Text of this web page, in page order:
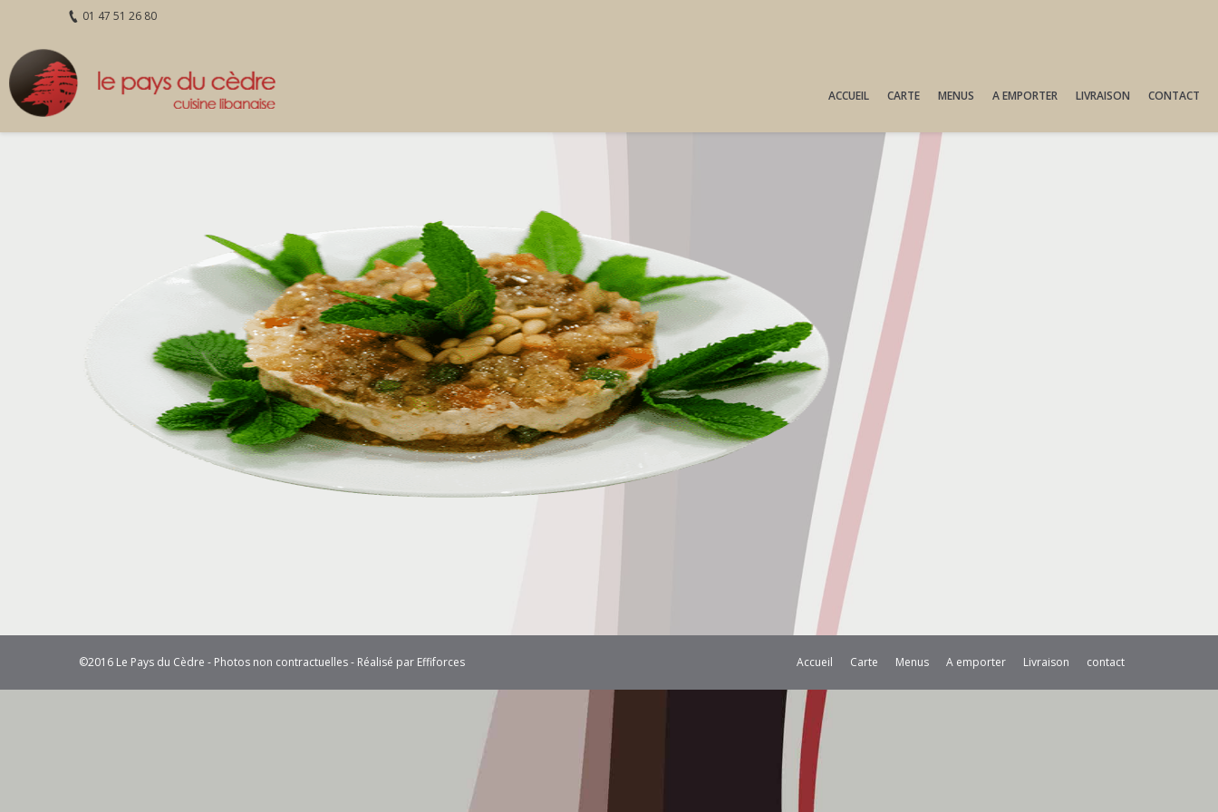
01 47 51 26 80
ACCUEIL CARTE MENUS A EMPORTER LIVRAISON CONTACT
©2016 Le Pays du Cèdre - Photos non contractuelles - Réalisé par Effiforces Accueil Carte Menus A emporter Livraison contact